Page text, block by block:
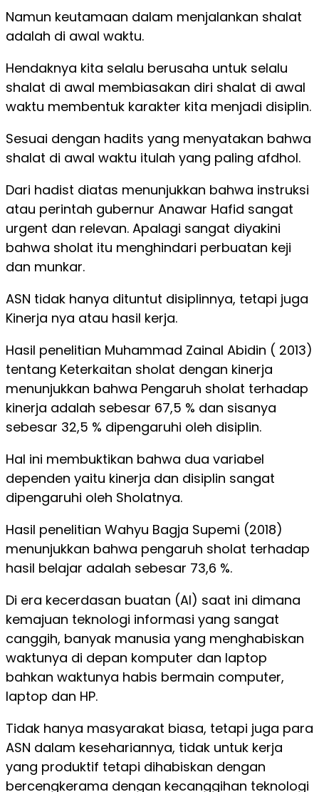
Namun keutamaan dalam menjalankan shalat
adalah di awal waktu.
Hendaknya kita selalu berusaha untuk selalu
shalat di awal membiasakan diri shalat di awal
waktu membentuk karakter kita menjadi disiplin.
Sesuai dengan hadits yang menyatakan bahwa
shalat di awal waktu itulah yang paling afdhol.
Dari hadist diatas menunjukkan bahwa instruksi
atau perintah gubernur Anawar Hafid sangat
urgent dan relevan. Apalagi sangat diyakini
bahwa sholat itu menghindari perbuatan keji
dan munkar.
ASN tidak hanya dituntut disiplinnya, tetapi juga
Kinerja nya atau hasil kerja.
Hasil penelitian Muhammad Zainal Abidin ( 2013)
tentang Keterkaitan sholat dengan kinerja
menunjukkan bahwa Pengaruh sholat terhadap
kinerja adalah sebesar 67,5 % dan sisanya
sebesar 32,5 % dipengaruhi oleh disiplin.
Hal ini membuktikan bahwa dua variabel
dependen yaitu kinerja dan disiplin sangat
dipengaruhi oleh Sholatnya.
Hasil penelitian Wahyu Bagja Supemi (2018)
menunjukkan bahwa pengaruh sholat terhadap
hasil belajar adalah sebesar 73,6 %.
Di era kecerdasan buatan (AI) saat ini dimana
kemajuan teknologi informasi yang sangat
canggih, banyak manusia yang menghabiskan
waktunya di depan komputer dan laptop
bahkan waktunya habis bermain computer,
laptop dan HP.
Tidak hanya masyarakat biasa, tetapi juga para
ASN dalam kesehariannya, tidak untuk kerja
yang produktif tetapi dihabiskan dengan
bercengkerama dengan kecanggihan teknologi